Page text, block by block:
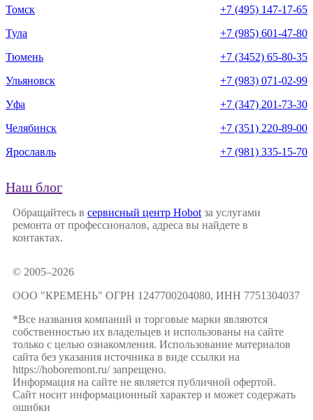
Томск
+7 (495) 147-17-65
Тула
+7 (985) 601-47-80
Тюмень
+7 (3452) 65-80-35
Ульяновск
+7 (983) 071-02-99
Уфа
+7 (347) 201-73-30
Челябинск
+7 (351) 220-89-00
Ярославль
+7 (981) 335-15-70
Наш блог
Обращайтесь в сервисный центр Hobot за услугами
ремонта от профессионалов, адреса вы найдете в
контактах.
© 2005–2026
ООО "КРЕМЕНЬ" ОГРН 1247700204080, ИНН 7751304037
*Все названия компаний и торговые марки являются
собственностью их владельцев и использованы на сайте
только с целью ознакомления. Использование материалов
сайта без указания источника в виде ссылки на
https://hoboremont.ru/ запрещено.
Информация на сайте не является публичной офертой.
Сайт носит информационный характер и может содержать
ошибки